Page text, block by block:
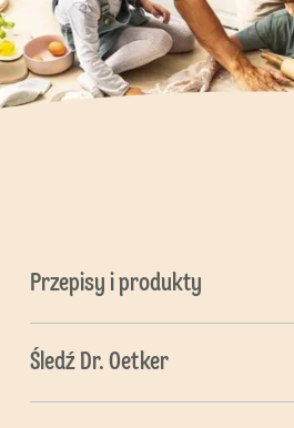
Przepisy i produkty
Śledź Dr. Oetker